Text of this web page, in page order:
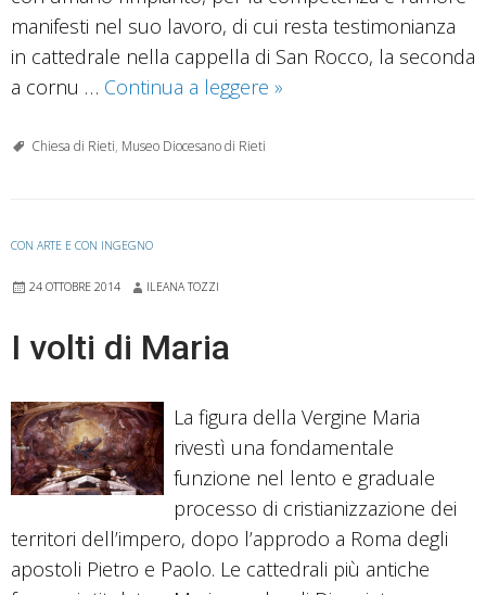
manifesti nel suo lavoro, di cui resta testimonianza
in cattedrale nella cappella di San Rocco, la seconda
a cornu … Continua a leggere Il
»
Chiesa di Rieti, Museo Diocesano di Rieti
CON ARTE E CON INGEGNO
24 OTTOBRE 2014 ILEANA TOZZI
I volti di Maria
La figura della Vergine Maria
rivestì una fondamentale
funzione nel lento e graduale
processo di cristianizzazione dei
territori dell’impero, dopo l’approdo a Roma degli
apostoli Pietro e Paolo. Le cattedrali più antiche